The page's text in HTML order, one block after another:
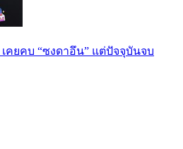
คยคบ “ซงดาอึน” แต่ปัจจุบันจบ